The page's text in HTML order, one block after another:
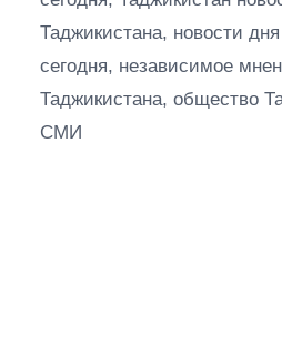
Таджикистана, новости
сегодня, независимое
Таджикистана, общество
СМИ